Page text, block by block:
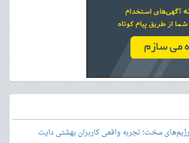
رژیم‌های سخت؛ تجربه واقعی کاربران بهشتی دایت